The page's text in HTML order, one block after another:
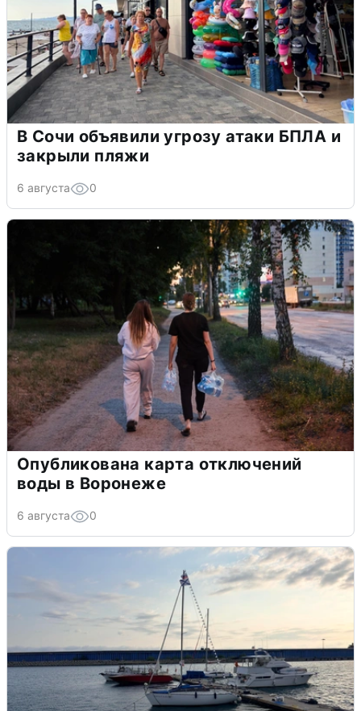
В Сочи объявили угрозу атаки БПЛА и
закрыли пляжи
6 августа 0
Опубликована карта отключений
воды в Воронеже
6 августа 0